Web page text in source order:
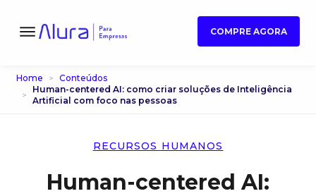
COMPRE AGORA
Home
Conteúdos
Human-centered AI: como criar soluções de Inteligência
Artificial com foco nas pessoas
RECURSOS HUMANOS
Human-centered AI: